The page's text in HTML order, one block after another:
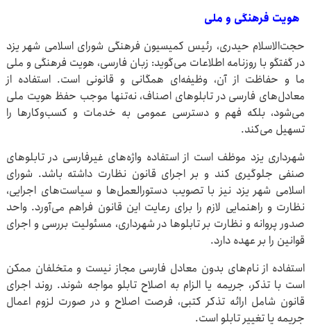
هویت فرهنگی و ملی
حجت‌الاسلام حیدری، رئیس کمیسیون فرهنگی شورای اسلامی شهر یزد
در گفتگو با روزنامه اطلاعات می‌گوید: زبان فارسی، هویت فرهنگی و ملی
ما و حفاظت از آن، وظیفه‌ای همگانی و قانونی است. استفاده از
معادل‌های فارسی در تابلوهای اصناف، نه‌تنها موجب حفظ هویت ملی
می‌شود، بلکه فهم و دسترسی عمومی به خدمات و کسب‌وکارها را
تسهیل می‌کند.
شهرداری یزد موظف است از استفاده واژه‌های غیرفارسی در تابلوهای
صنفی جلوگیری کند و بر اجرای قانون نظارت داشته باشد. شورای
اسلامی شهر یزد نیز با تصویب دستورالعمل‌ها و سیاست‌های اجرایی،
نظارت و راهنمایی لازم را برای رعایت این قانون فراهم می‌آورد. واحد
صدور پروانه و نظارت بر تابلوها در شهرداری، مسئولیت بررسی و اجرای
قوانین را بر عهده دارد.
استفاده از نام‌های بدون معادل فارسی مجاز نیست و متخلفان ممکن
است با تذکر، جریمه یا الزام به اصلاح تابلو مواجه شوند. روند اجرای
قانون شامل ارائه تذکر کتبی، فرصت اصلاح و در صورت لزوم اعمال
جریمه یا تغییر تابلو است.